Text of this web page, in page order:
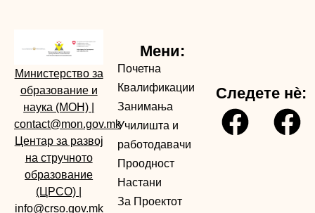
Министерство за
образование и
наука (МОН)
contact@mon.gov.mk
Центар за развој
на стручното
образование
(ЦРСО)
info@crso.gov.mk
Мени:
Почетна
Квалификации
Занимања
Училишта и
работодавачи
Проодност
Настани
За Проектот
Следете нè: